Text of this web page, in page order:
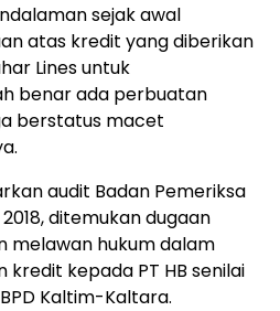
sejak awal
atas kredit yang diberikan
Lines untuk
benar ada perbuatan
berstatus macet
audit Badan Pemeriksa
ditemukan dugaan
melawan hukum dalam
kepada PT HB senilai
Kaltim-Kaltara.